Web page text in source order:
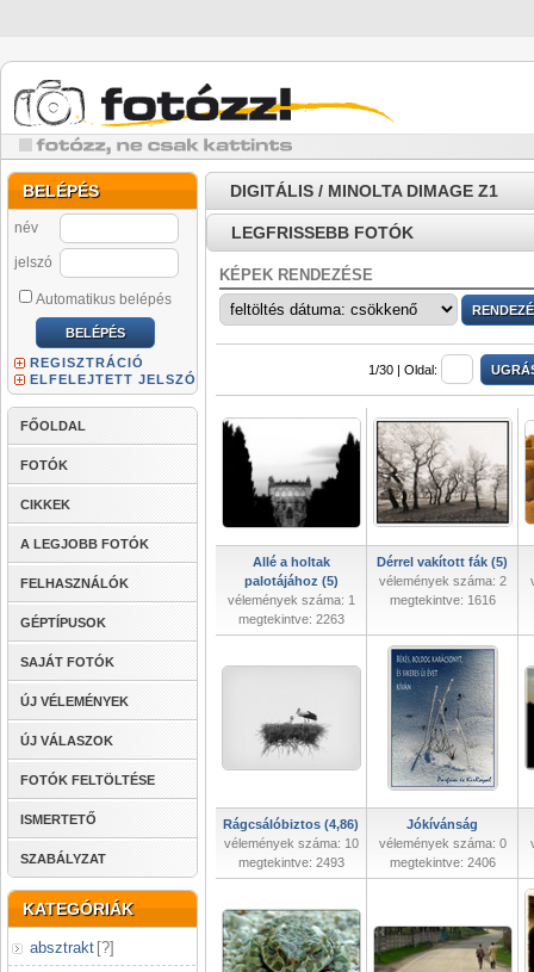
BELÉPÉS
név
jelszó
Automatikus belépés
REGISZTRÁCIÓ
ELFELEJTETT JELSZÓ
FŐOLDAL
FOTÓK
CIKKEK
A LEGJOBB FOTÓK
FELHASZNÁLÓK
GÉPTÍPUSOK
SAJÁT FOTÓK
ÚJ VÉLEMÉNYEK
ÚJ VÁLASZOK
FOTÓK FELTÖLTÉSE
ISMERTETŐ
SZABÁLYZAT
KATEGÓRIÁK
absztrakt [?]
DIGITÁLIS / MINOLTA DIMAGE Z1
LEGFRISSEBB FOTÓK
KÉPEK RENDEZÉSE
1/30 | Oldal:
Allé a holtak
palotájához (5)
vélemények száma: 1
megtekintve: 2263
Dérrel vakított fák (5)
vélemények száma: 2
megtekintve: 1616
Rágcsálóbiztos (4,86)
vélemények száma: 10
megtekintve: 2493
Jókívánság
vélemények száma: 0
megtekintve: 2406